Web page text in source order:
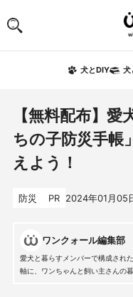
犬とDIY 犬
【無料配布】
ちの子防災手帳
えよう！
防災 PR 2024年01月05
ワンクォール編集部
愛犬と暮らすメンバーで構成され
軸に、ワンちゃんと飼い主さんの